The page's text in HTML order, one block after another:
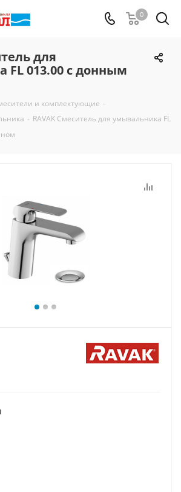
0
для
FL 013.00 с донным
и комплектующие -
- RAVAK Смеситель для умывальника FL